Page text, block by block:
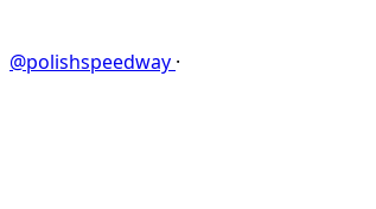
@polishspeedway ·